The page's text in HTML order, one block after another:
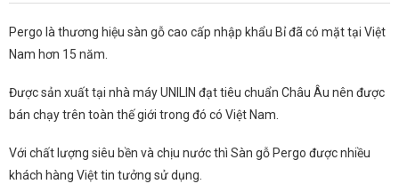
Pergo là thương hiệu sàn gỗ cao cấp nhập khẩu Bỉ đã có mặt tại Việt
Nam hơn 15 năm.
Được sản xuất tại nhà máy UNILIN đạt tiêu chuẩn Châu Âu nên được
bán chạy trên toàn thế giới trong đó có Việt Nam.
Với chất lượng siêu bền và chịu nước thì Sàn gỗ Pergo được nhiều
khách hàng Việt tin tưởng sử dụng.